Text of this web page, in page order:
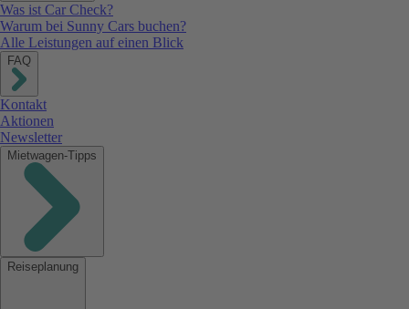
Was ist Car Check?
Warum bei Sunny Cars buchen?
Alle Leistungen auf einen Blick
FAQ
Kontakt
Aktionen
Newsletter
Mietwagen-Tipps
Reiseplanung